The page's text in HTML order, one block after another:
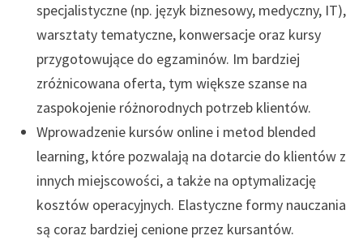
specjalistyczne (np. język biznesowy, medyczny, IT),
warsztaty tematyczne, konwersacje oraz kursy
przygotowujące do egzaminów. Im bardziej
zróżnicowana oferta, tym większe szanse na
zaspokojenie różnorodnych potrzeb klientów.
Wprowadzenie kursów online i metod blended
learning, które pozwalają na dotarcie do klientów z
innych miejscowości, a także na optymalizację
kosztów operacyjnych. Elastyczne formy nauczania
są coraz bardziej cenione przez kursantów.